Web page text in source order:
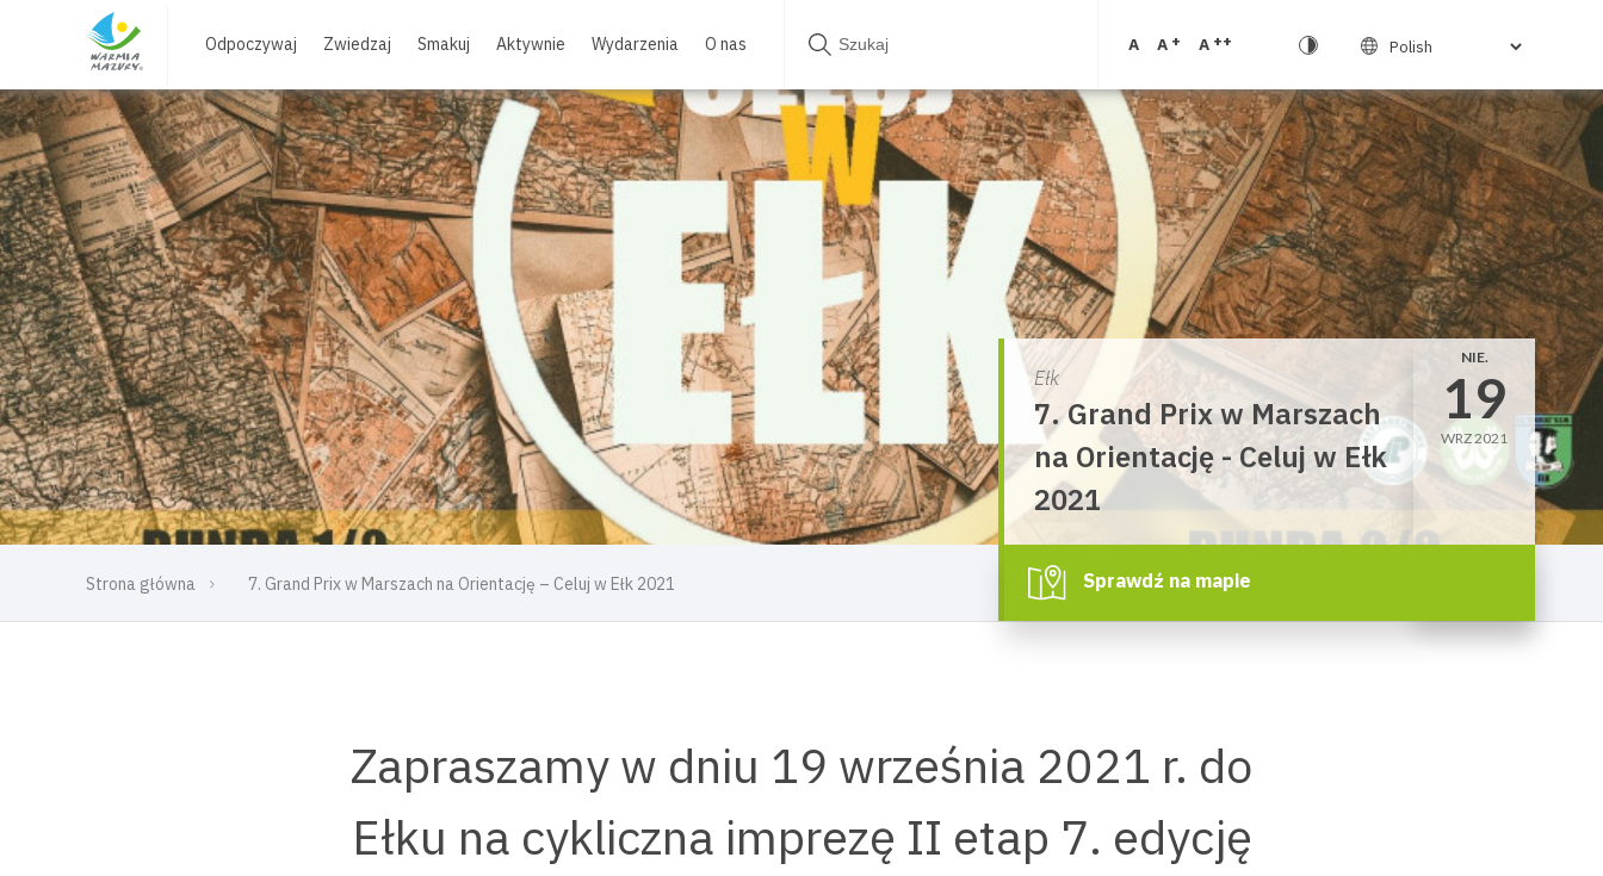
Odpoczywaj Zwiedzaj Smakuj Aktywnie Wydarzenia O nas A A + A ++
Strona główna 7. Grand Prix w Marszach na Orientację – Celuj w Ełk 2021
Ełk
7. Grand Prix w Marszach
na Orientację - Celuj w Ełk
2021
NIE.
19
WRZ 2021
Sprawdź na mapie
Zapraszamy w dniu 19 września 2021 r. do
Ełku na cykliczna imprezę II etap 7. edycję